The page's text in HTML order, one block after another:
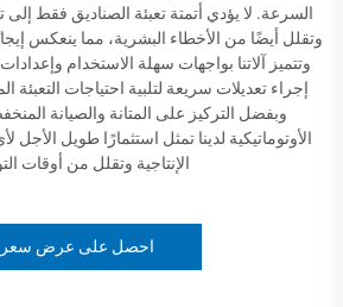
السرعة. لا يؤدي أتمتة تعبئة الصناديق فقط إلى
وتقلل أيضًا من الأخطاء البشرية، مما ينعكس
وتتميز آلاتنا بواجهات سهلة الاستخدام
إجراء تعديلات سريعة لتلبية احتياجات التعبئة
وبفضل التركيز على المتانة والصيانة
الأوتوماتيكية لدينا تمثل استثمارًا طويل
الإنتاجية وتقلل من أوقات
احصل على عرض سعر